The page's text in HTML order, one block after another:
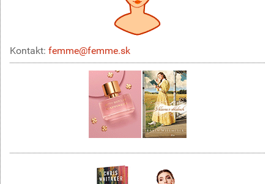
Kontakt: femme@femme.sk